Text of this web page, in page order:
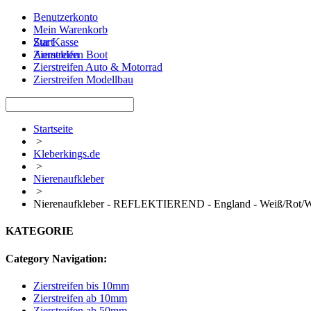
Benutzerkonto
Mein Warenkorb
Zur Kasse
Anmelden
Start
Zierstreifen Boot
Zierstreifen Auto & Motorrad
Zierstreifen Modellbau
Startseite
>
Kleberkings.de
>
Nierenaufkleber
>
Nierenaufkleber - REFLEKTIEREND - England - Weiß/Rot/
KATEGORIE
Category Navigation:
Zierstreifen bis 10mm
Zierstreifen ab 10mm